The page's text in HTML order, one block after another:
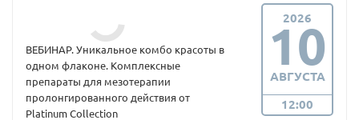
ВЕБИНАР. Уникальное комбо красоты в
одном флаконе. Комплексные
препараты для мезотерапии
пролонгированного действия от
Platinum Collection
2026
10
АВГУСТА
12:00